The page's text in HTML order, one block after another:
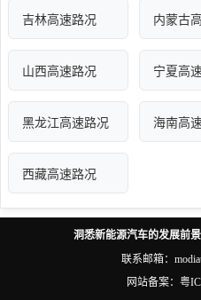
吉林高速路况 内蒙古
山西高速路况 宁夏高
黑龙江高速路况 海南高
西藏高速路况
洞悉新能源汽车的发展前
联系邮箱：
网站备案： 粤